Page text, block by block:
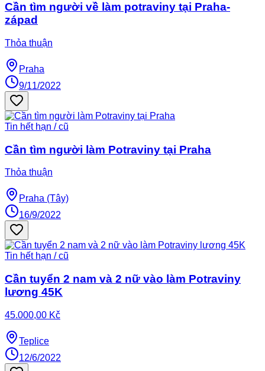
Cần tìm người về làm potraviny tại Praha-
západ
Thỏa thuận
Praha
9/11/2022
Tin hết hạn / cũ
Cần tìm người làm Potraviny tại Praha
Thỏa thuận
Praha (Tây)
16/9/2022
Tin hết hạn / cũ
Cần tuyển 2 nam và 2 nữ vào làm Potraviny
lương 45K
45.000,00 Kč
Teplice
12/6/2022